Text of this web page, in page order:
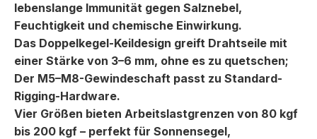
lebenslange Immunität gegen Salznebel,
Feuchtigkeit und chemische Einwirkung.
Das Doppelkegel-Keildesign greift Drahtseile mit
einer Stärke von 3–6 mm, ohne es zu quetschen;
Der M5–M8-Gewindeschaft passt zu Standard-
Rigging-Hardware.
Vier Größen bieten Arbeitslastgrenzen von 80 kgf
bis 200 kgf – perfekt für Sonnensegel,